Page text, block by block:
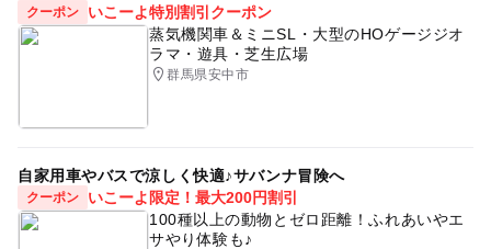
クーポン
いこーよ特別割引クーポン
蒸気機関車＆ミニSL・大型のHOゲージジオ
ラマ・遊具・芝生広場
群馬県安中市
自家用車やバスで涼しく快適♪サバンナ冒険へ
クーポン
いこーよ限定！最大200円割引
100種以上の動物とゼロ距離！ふれあいやエ
サやり体験も♪